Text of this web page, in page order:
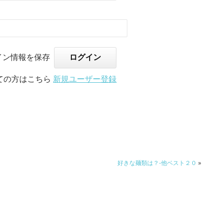
ン情報を保存
の方はこちら 新規ユーザー登録
好きな麺類は？-他ベスト２０ »